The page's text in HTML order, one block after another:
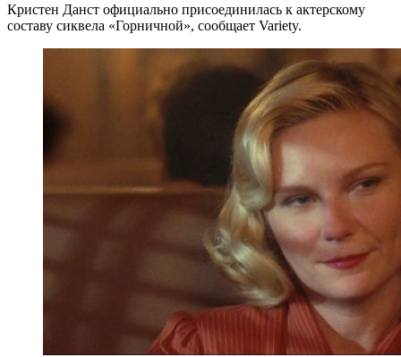
Кристен Данст официально присоединилась к актерскому
составу сиквела «Горничной», сообщает Variety.